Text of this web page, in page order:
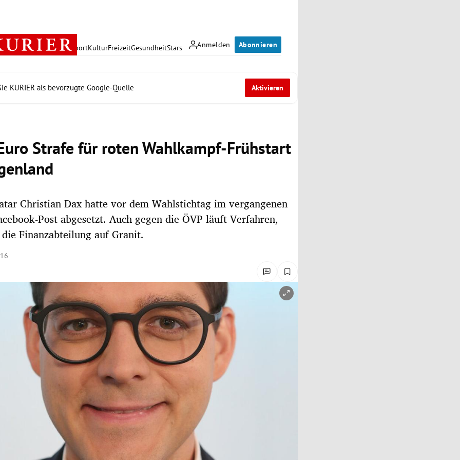
Anmelden Abonnieren
PolitikWirtschaft SportKulturFreizeitGesundheitStars
KURIER als bevorzugte Google-Quelle Aktivieren
Strafe für roten Wahlkampf-Frühstart
Christian Dax hatte vor dem Wahlstichtag im vergangenen
Post abgesetzt. Auch gegen die ÖVP läuft Verfahren,
Finanzabteilung auf Granit.
öffnen/schließen